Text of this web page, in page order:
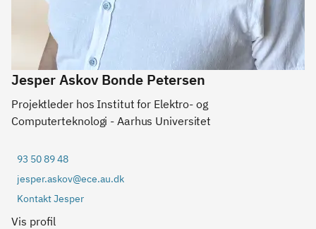
Jesper Askov Bonde Petersen
Projektleder hos Institut for Elektro- og
Computerteknologi - Aarhus Universitet
93 50 89 48
jesper.askov@ece.au.dk
Kontakt Jesper
Vis profil